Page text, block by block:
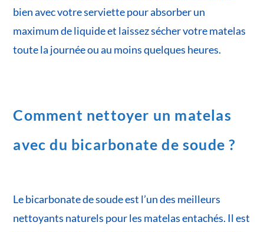
bien avec votre serviette pour absorber un
maximum de liquide et laissez sécher votre matelas
toute la journée ou au moins quelques heures.
Comment nettoyer un matelas
avec du bicarbonate de soude ?
Le bicarbonate de soude est l’un des meilleurs
nettoyants naturels pour les matelas entachés. Il est